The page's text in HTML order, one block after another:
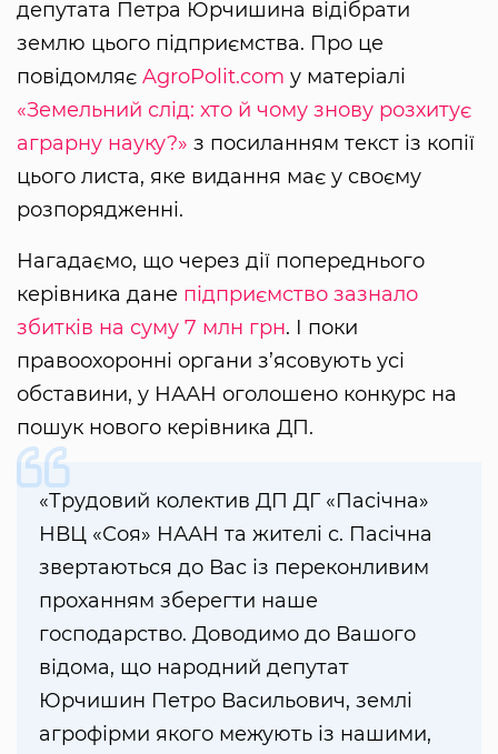
депутата Петра Юрчишина відібрати
землю цього підприємства. Про це
повідомляє AgroPolit.com у матеріалі
«Земельний слід: хто й чому знову розхитує
аграрну науку?» з посиланням текст із копії
цього листа, яке видання має у своєму
розпорядженні.
Нагадаємо, що через дії попереднього
керівника дане підприємство зазнало
збитків на суму 7 млн грн. І поки
правоохоронні органи з’ясовують усі
обставини, у НААН оголошено конкурс на
пошук нового керівника ДП.
«Трудовий колектив ДП ДГ «Пасічна»
НВЦ «Соя» НААН та жителі с. Пасічна
звертаються до Вас із переконливим
проханням зберегти наше
господарство. Доводимо до Вашого
відома, що народний депутат
Юрчишин Петро Васильович, землі
агрофірми якого межують із нашими,